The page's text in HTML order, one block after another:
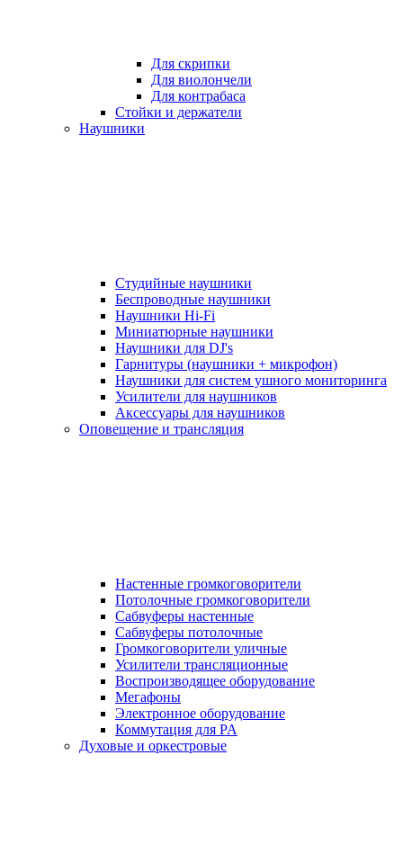
Для скрипки
Для виолончели
Для контрабаса
Стойки и держатели
Наушники
Студийные наушники
Беспроводные наушники
Наушники Hi-Fi
Миниатюрные наушники
Наушники для DJ's
Гарнитуры (наушники + микрофон)
Наушники для систем ушного мониторинга
Усилители для наушников
Аксессуары для наушников
Оповещение и трансляция
Настенные громкоговорители
Потолочные громкоговорители
Сабвуферы настенные
Сабвуферы потолочные
Громкоговорители уличные
Усилители трансляционные
Воспроизводящее оборудование
Мегафоны
Электронное оборудование
Коммутация для PA
Духовые и оркестровые